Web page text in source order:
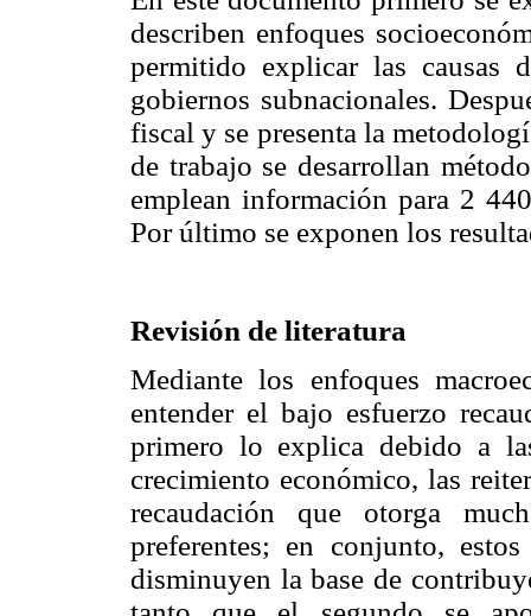
describen enfoques
permitido explicar las causas
gobiernos subnacionales.
fiscal y se presenta la
de trabajo se desarrollan
emplean información para 2
Por último se exponen los
Revisión de literatura
Mediante los enfoques
entender el bajo esfuerzo
primero lo explica debido a
crecimiento económico, las
recaudación que otorga
preferentes; en conjunto,
disminuyen la base de